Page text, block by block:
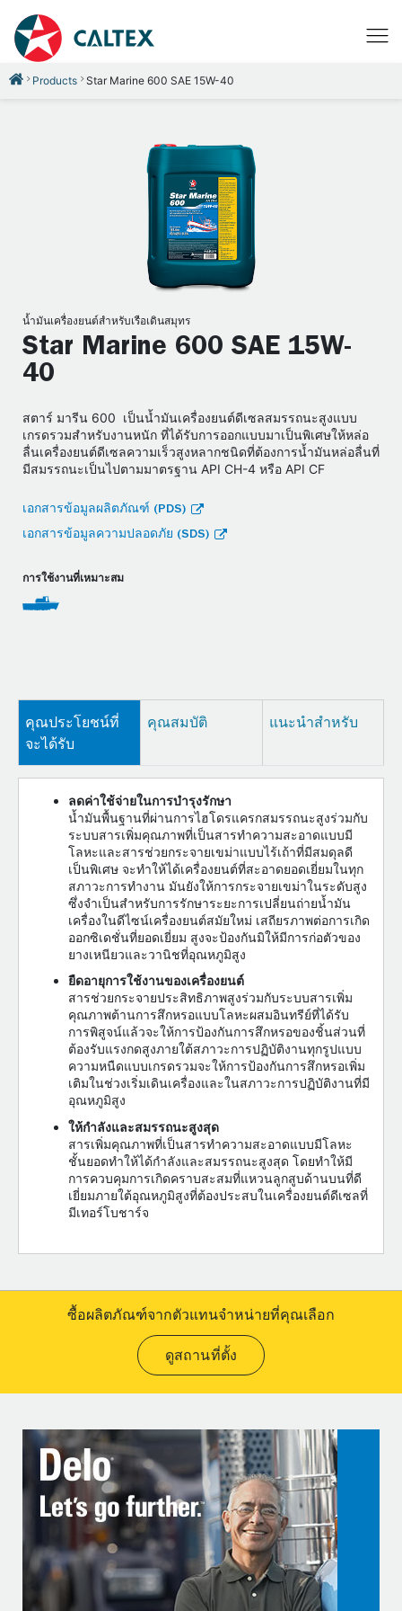
Products Star Marine 600 SAE 15W-40
น้ำมันเครื่องยนต์สำหรับเรือเดินสมุทร
Star Marine 600 SAE 15W-
40
สตาร์ มารีน 600 เป็นน้ำมันเครื่องยนต์ดีเซลสมรรถนะสูงแบบ
เกรดรวมสำหรับงานหนัก ที่ได้รับการออกแบบมาเป็นพิเศษให้หล่อ
ลื่นเครื่องยนต์ดีเซลความเร็วสูงหลากชนิดที่ต้องการน้ำมันหล่อลื่นที่
มีสมรรถนะเป็นไปตามมาตรฐาน API CH-4 หรือ API CF
เอกสารข้อมูลผลิตภัณฑ์ (PDS)
เอกสารข้อมูลความปลอดภัย (SDS)
การใช้งานที่เหมาะสม
คุณประโยชน์ที่
จะได้รับ
คุณสมบัติ แนะนำสำหรับ
ลดค่าใช้จ่ายในการบำรุงรักษา
น้ำมันพื้นฐานที่ผ่านการไฮโดรแครกสมรรถนะสูงร่วมกับ
ระบบสารเพิ่มคุณภาพที่เป็นสารทำความสะอาดแบบมี
โลหะและสารช่วยกระจายเขม่าแบบไร้เถ้าที่มีสมดุลดี
เป็นพิเศษ จะทำให้ได้เครื่องยนต์ที่สะอาดยอดเยี่ยมในทุก
สภาวะการทำงาน มันยังให้การกระจายเขม่าในระดับสูง
ซึ่งจำเป็นสำหรับการรักษาระยะการเปลี่ยนถ่ายน้ำมัน
เครื่องในดีไซน์เครื่องยนต์สมัยใหม่ เสถียรภาพต่อการเกิด
ออกซิเดชั่นที่ยอดเยี่ยม สูงจะป้องกันมิให้มีการก่อตัวของ
ยางเหนียวและวานิชที่อุณหภูมิสูง
ยืดอายุการใช้งานของเครื่องยนต์
สารช่วยกระจายประสิทธิภาพสูงร่วมกับระบบสารเพิ่ม
คุณภาพต้านการสึกหรอแบบโลหะผสมอินทรีย์ที่ได้รับ
การพิสูจน์แล้วจะให้การป้องกันการสึกหรอของชิ้นส่วนที่
ต้องรับแรงกดสูงภายใต้สภาวะการปฏิบัติงานทุกรูปแบบ
ความหนืดแบบเกรดรวมจะให้การป้องกันการสึกหรอเพิ่ม
เติมในช่วงเริ่มเดินเครื่องและในสภาวะการปฏิบัติงานที่มี
อุณหภูมิสูง
ให้กำลังและสมรรถนะสูงสุด
สารเพิ่มคุณภาพที่เป็นสารทำความสะอาดแบบมีโลหะ
ชั้นยอดทำให้ได้กำลังและสมรรถนะสูงสุด โดยทำให้มี
การควบคุมการเกิดคราบสะสมที่แหวนลูกสูบด้านบนที่ดี
เยี่ยมภายใต้อุณหภูมิสูงที่ต้องประสบในเครื่องยนต์ดีเซลที่
มีเทอร์โบชาร์จ
ซื้อผลิตภัณฑ์จากตัวแทนจำหน่ายที่คุณเลือก
ดูสถานที่ตั้ง